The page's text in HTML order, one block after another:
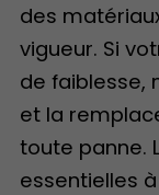
des
vigueur. Si
de faiblesse,
et la
toute panne.
essentielles